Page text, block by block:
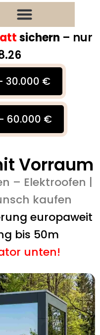
sichern – nur
30.000 €
60.000 €
Vorraum
– Elektroofen |
kaufen
europaweit
bis 50m
unten!